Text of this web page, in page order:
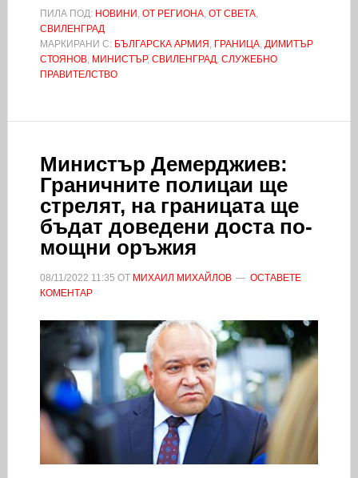
ПИЛА ПОД: НОВИНИ , ОТ РЕГИОНА, ОТ СВЕТА,
СВИЛЕНГРАД
МАРКИРАНИ С: БЪЛГАРСКА АРМИЯ , ГРАНИЦА, ДИМИТЪР
СТОЯНОВ, МИНИСТЪР, СВИЛЕНГРАД, СЛУЖЕБНО
ПРАВИТЕЛСТВО
Министър Демерджиев:
Граничните полицаи ще
стрелят, на границата ще
бъдат доведени доста по-
мощни оръжия
08/11/2022 11:35 ОТ МИХАИЛ МИХАЙЛОВ
ОСТАВЕТЕ
КОМЕНТАР